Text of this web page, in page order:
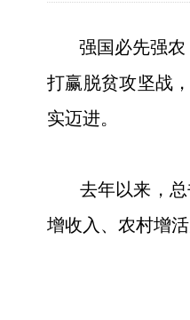
强国必先强农，
打赢脱贫攻坚战
实迈进。
去年以来，总
增收入、农村增